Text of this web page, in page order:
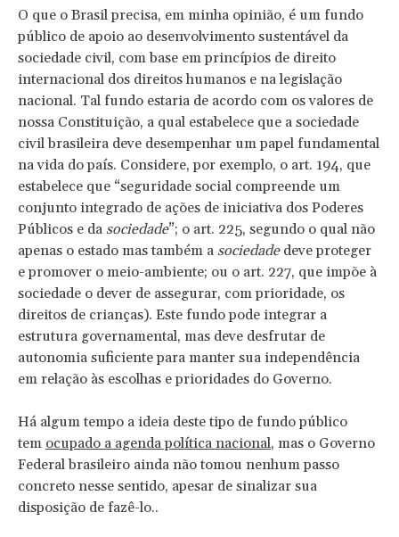
O que o Brasil precisa, em minha opinião, é um fundo
público de apoio ao desenvolvimento sustentável da
sociedade civil, com base em princípios de direito
internacional dos direitos humanos e na legislação
nacional. Tal fundo estaria de acordo com os valores de
nossa Constituição, a qual estabelece que a sociedade
civil brasileira deve desempenhar um papel fundamental
na vida do país. Considere, por exemplo, o art. 194, que
estabelece que “seguridade social compreende um
conjunto integrado de ações de iniciativa dos Poderes
Públicos e da sociedade”; o art. 225, segundo o qual não
apenas o estado mas também a sociedadedeve proteger
e promover o meio-ambiente; ou o art. 227, que impõe à
sociedade o dever de assegurar, com prioridade, os
direitos de crianças). Este fundo pode integrar a
estrutura governamental, mas deve desfrutar de
autonomia suficiente para manter sua independência
em relação às escolhas e prioridades do Governo.
Há algum tempo a ideia deste tipo de fundo público
tem ocupado a agenda política nacional, mas o Governo
Federal brasileiro ainda não tomou nenhum passo
concreto nesse sentido, apesar de sinalizar sua
disposição de fazê-lo..